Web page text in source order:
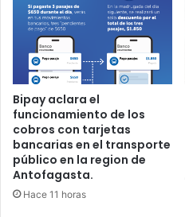
Bipay aclara el
funcionamiento de los
cobros con tarjetas
bancarias en el transporte
público en la region de
Antofagasta.
Hace 11 horas